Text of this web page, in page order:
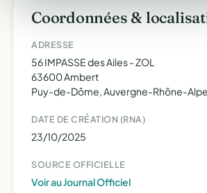
Coordonnées &
ADRESSE
56 IMPASSE des Ailes - ZOL
63600 Ambert
Puy-de-Dôme, Auvergne-Rhône-
DATE DE CRÉATION (RNA)
23/10/2025
SOURCE OFFICIELLE
Voir au Journal Officiel